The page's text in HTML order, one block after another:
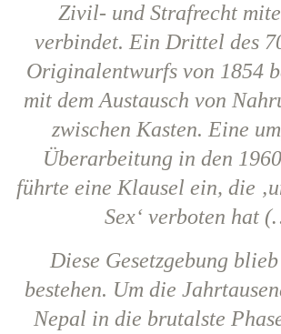
Zivil- und Strafrecht
verbindet. Ein Drittel des
Originalentwurfs von 1854
mit dem Austausch von
zwischen Kasten. Eine
Überarbeitung in den
führte eine Klausel ein, die
Sex‘ verboten hat
Diese Gesetzgebung
bestehen. Um die
Nepal in die brutalste